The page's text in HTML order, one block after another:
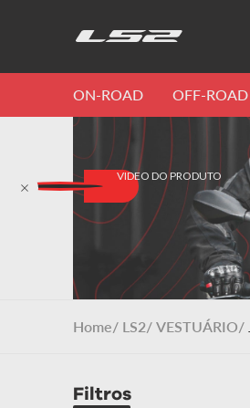
ON-ROAD OFF-ROAD
LS2 VESTUÁRIO
Filtros